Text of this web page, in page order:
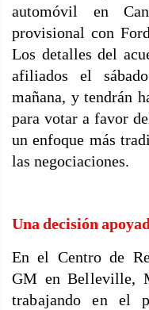
automóvil en
provisional con
Los detalles del
afiliados el
mañana, y tendrán
para votar a favor
un enfoque más
las negociaciones.
Una decisión
En el Centro de
GM en Belleville,
trabajando en el